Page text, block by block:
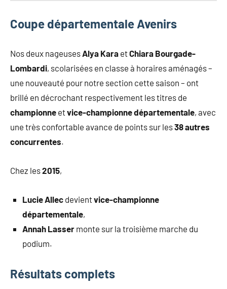
Coupe départementale Avenirs
Nos deux nageusesAlya Kara etChiara Bourgade-
Lombardi, scolarisées en classe à horaires aménagés –
une nouveauté pour notre section cette saison – ont
brillé en décrochant respectivement les titres de
championne etvice-championne départementale, avec
une très confortable avance de points sur les38 autres
concurrentes.
Chez les2015,
Lucie Allec devientvice-championne
départementale,
Annah Lasser monte sur la troisième marche du
podium.
Résultats complets